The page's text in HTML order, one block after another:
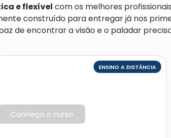
e flexível com os melhores
construído para entregar já nos
de encontrar a visão e o paladar
Conheça o curso
ENSINO A DISTÂNCIA